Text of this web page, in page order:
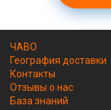
ЧАВО
География доставки
Контакты
Отзывы о нас
База знаний